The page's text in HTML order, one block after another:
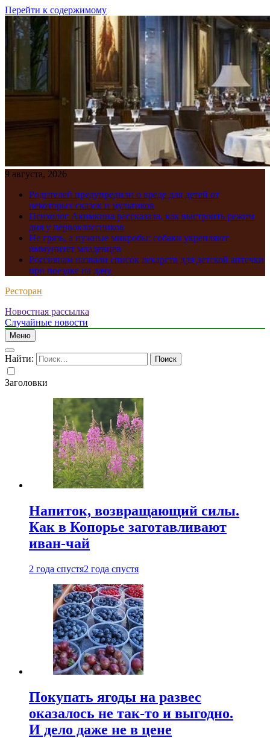
Перейти к содержимому
9 августа, 2026
Родителей предупредили о вреде для детей от
некоторых сказок и мультиков
Психолог Акимкина рассказала, как выстроить режим
дня у первоклассников
Не грязь, а нужные микробы: собаки укрепляют
иммунитет младенцев
Россиянам назвали список лекарств для детской аптечки
при поездке на дачу
Ресторан
Новостная рассылка
Случайные новости
Меню
Найти:
Заголовки
Напиток, возвращающий силы.
Как в Копорье заготавливают
иван-чай
2 года спустя2 года спустя
Покупать ягоды на развес
оказалось не так-то и выгодно.
И дело даже не в цене